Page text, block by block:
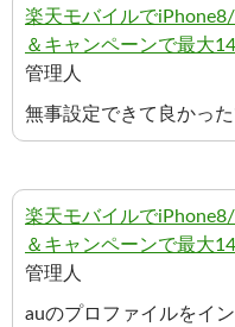
楽天モバイルで
＆キャンペーンで最大
管理人
無事設定できて良かった
楽天モバイルで
＆キャンペーンで最大
管理人
auのプロファイルをイ